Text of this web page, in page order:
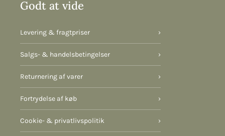
Godt at vide
Levering & fragtpriser ›
Salgs- & handelsbetingelser ›
Returnering af varer ›
Fortrydelse af køb ›
Cookie- & privatlivspolitik ›